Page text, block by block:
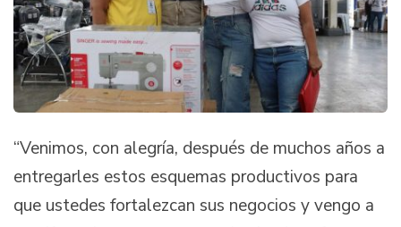
“Venimos, con alegría, después de muchos años a
entregarles estos esquemas productivos para
que ustedes fortalezcan sus negocios y vengo a